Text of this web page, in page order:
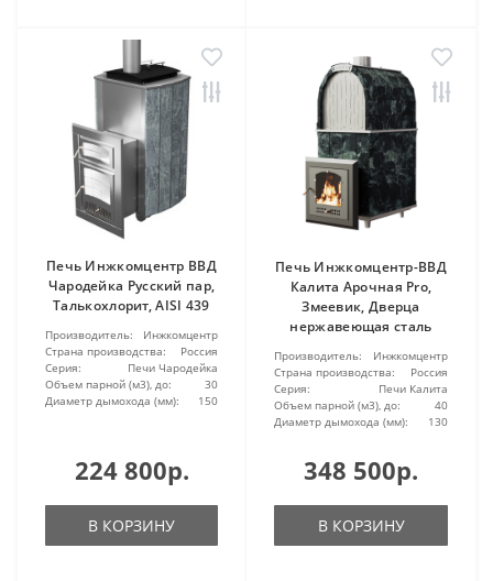
Печь Инжкомцентр ВВД
Чародейка Русский пар,
Талькохлорит, AISI 439
Производитель:
Инжкомцентр
Страна производства:
Россия
Серия:
Печи Чародейка
Объем парной (м3), до:
30
Диаметр дымохода (мм):
150
224 800р.
В КОРЗИНУ
Печь Инжкомцентр-ВВД
Калита Арочная Pro,
Змеевик, Дверца
нержавеющая сталь
Производитель:
Инжкомцентр
Страна производства:
Россия
Серия:
Печи Калита
Объем парной (м3), до:
40
Диаметр дымохода (мм):
130
348 500р.
В КОРЗИНУ